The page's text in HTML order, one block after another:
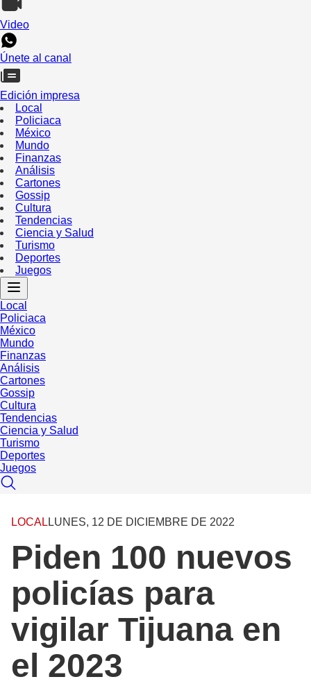
Video
Únete al canal
Edición impresa
Local
Policiaca
México
Mundo
Finanzas
Análisis
Cartones
Gossip
Cultura
Tendencias
Ciencia y Salud
Turismo
Deportes
Juegos
Local
Policiaca
México
Mundo
Finanzas
Análisis
Cartones
Gossip
Cultura
Tendencias
Ciencia y Salud
Turismo
Deportes
Juegos
LOCAL LUNES, 12 DE DICIEMBRE DE 2022
Piden 100 nuevos
policías para
vigilar Tijuana en
el 2023